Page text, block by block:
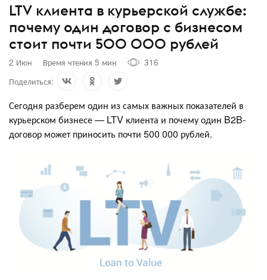
LTV клиента в курьерской службе:
почему один договор с бизнесом
стоит почти 500 000 рублей
2 Июн Время чтения 5 мин
316
Поделиться:
Сегодня разберем один из самых важных показателей в
курьерском бизнесе — LTV клиента и почему один B2B-
договор может приносить почти 500 000 рублей.